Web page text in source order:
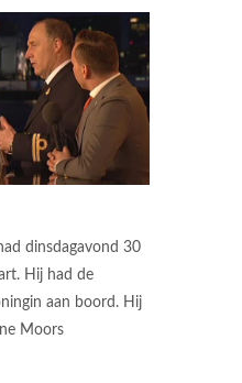
dinsdagavond 30
Hij had de
aan boord. Hij
Moors